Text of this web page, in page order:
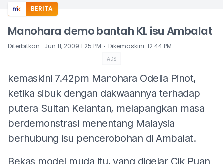
BERITA
Manohara demo bantah KL isu Ambalat
Diterbitkan: Jun 11, 2009 1:25 PM ⋅ Dikemaskini: 12:44 PM
ADS
kemaskini 7.42pm Manohara Odelia Pinot,
ketika sibuk dengan dakwaannya terhadap
putera Sultan Kelantan, melapangkan masa
berdemonstrasi menentang Malaysia
berhubung isu pencerobohan di Ambalat.
Bekas model muda itu, yang digelar Cik Puan